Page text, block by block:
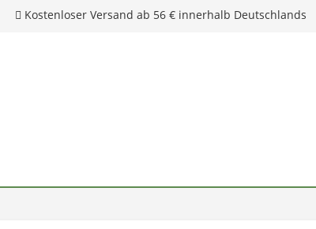
Kostenloser Versand ab 56 € innerhalb Deutschlands